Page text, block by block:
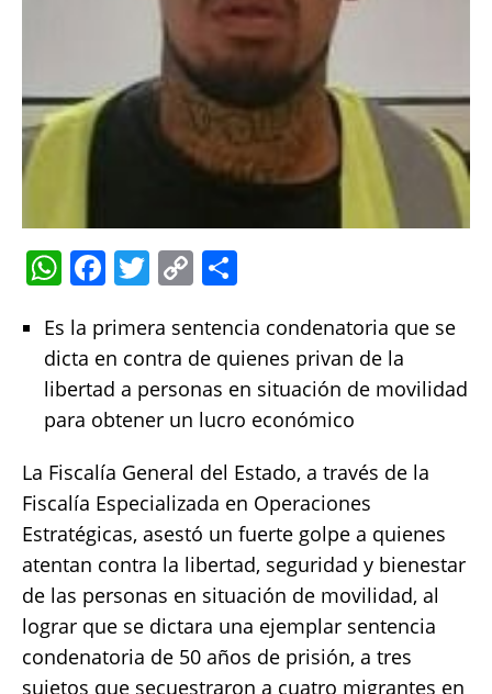
W
at
s
A
p
p
F
c
e
b
o
o
k
T
it
te
r
C
p
y
Li
n
k
a
re
Es la primera sentencia condenatoria que se
dicta en contra de quienes privan de la
libertad a personas en situación de movilidad
para obtener un lucro económico
La Fiscalía General del Estado, a través de la
Fiscalía Especializada en Operaciones
Estratégicas, asestó un fuerte golpe a quienes
atentan contra la libertad, seguridad y bienestar
de las personas en situación de movilidad, al
lograr que se dictara una ejemplar sentencia
condenatoria de 50 años de prisión, a tres
sujetos que secuestraron a cuatro migrantes en